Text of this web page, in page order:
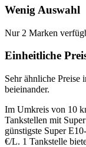
Wenig Auswahl
Nur 2 Marken
Einheitliche
Sehr ähnliche Preise
beieinander.
Im Umkreis von 10
Tankstellen mit
günstigste Super
€/L. 1 Tankstelle